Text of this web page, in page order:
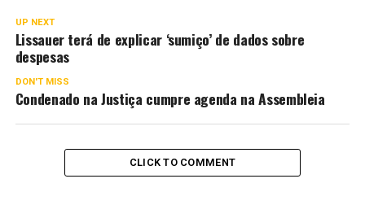
UP NEXT
Lissauer terá de explicar ‘sumiço’ de dados sobre
despesas
DON'T MISS
Condenado na Justiça cumpre agenda na Assembleia
CLICK TO COMMENT